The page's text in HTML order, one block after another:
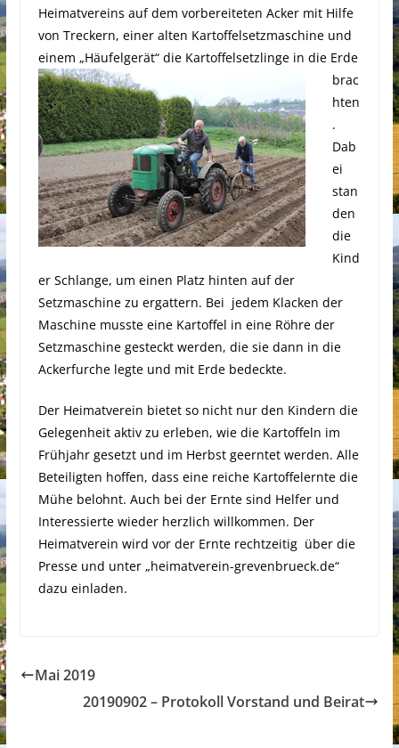
Heimatvereins auf dem vorbereiteten Acker mit Hilfe
von Treckern, einer alten Kartoffelsetzmaschine und
einem „Häufelgerät“ die Kartoffelsetzlinge in die Erde
brac
hten
.
Dab
ei
stan
den
die
Kind
er Schlange, um einen Platz hinten auf der
Setzmaschine zu ergattern. Bei jedem Klacken der
Maschine musste eine Kartoffel in eine Röhre der
Setzmaschine gesteckt werden, die sie dann in die
Ackerfurche legte und mit Erde bedeckte.
Der Heimatverein bietet so nicht nur den Kindern die
Gelegenheit aktiv zu erleben, wie die Kartoffeln im
Frühjahr gesetzt und im Herbst geerntet werden. Alle
Beteiligten hoffen, dass eine reiche Kartoffelernte die
Mühe belohnt. Auch bei der Ernte sind Helfer und
Interessierte wieder herzlich willkommen. Der
Heimatverein wird vor der Ernte rechtzeitig über die
Presse und unter „heimatverein-grevenbrueck.de“
dazu einladen.
Mai 2019
20190902 – Protokoll Vorstand und Beirat